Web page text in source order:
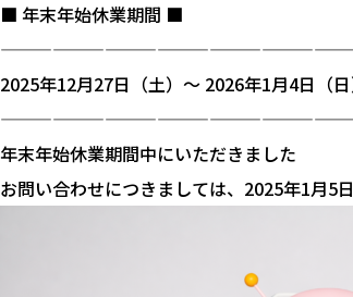
■ 年末年始休業期間 ■
2025年12月27日（土）～ 2026年1月4日（日
年末年始休業期間中にいただきました
お問い合わせにつきましては、2025年1月5